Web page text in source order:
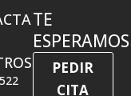
TE
ESPERAMOS
PEDIR
CITA